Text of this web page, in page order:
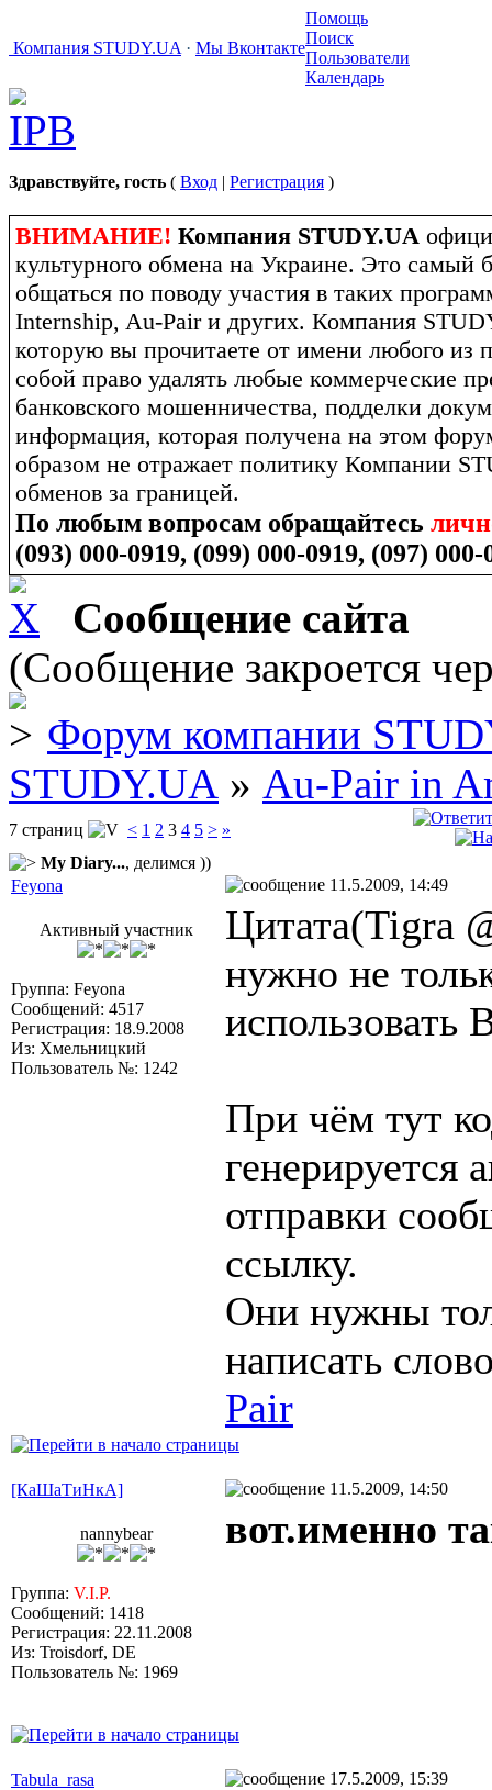
Компания STUDY.UA · Мы Вконтакте
Помощь
Поиск
Пользователи
Календарь
Здравствуйте, гость ( Вход | Регистрация )
ВНИМАНИЕ! Компания STUDY.UA
культурного обмена на Украине. Это
общаться по поводу участия в таких
Internship, Au-Pair и других. Компания
которую вы прочитаете от имени любого из
собой право удалять любые коммерческие
банковского мошенничества, подделки
информация, которая получена на этом
образом не отражает политику Компании
обменов за границей.
По любым вопросам обращайтесь
(093) 000-0919, (099) 000-0919, (097) 000-
Сообщение сайта
(Сообщение закроется
Форум компании
STUDY.UA » Au-Pair in
7 страниц < 1 2 3 4 5 > »
My Diary..., делимся ))
Feyona
11.5.2009, 14:49
Активный участник
Группа: Feyona
Сообщений: 4517
Регистрация: 18.9.2008
Из: Хмельницкий
Пользователь №: 1242
Цитата(Tigra
нужно не
использовать
При чём тут
генерируется
отправки
ссылку.
Они нужны
написать
Pair
[КаШаТиНкА] 11.5.2009, 14:50
nannybear
Группа: V.I.P.
Сообщений: 1418
Регистрация: 22.11.2008
Из: Troisdorf, DE
Пользователь №: 1969
вот.именно
Tabula_rasa 17.5.2009, 15:39